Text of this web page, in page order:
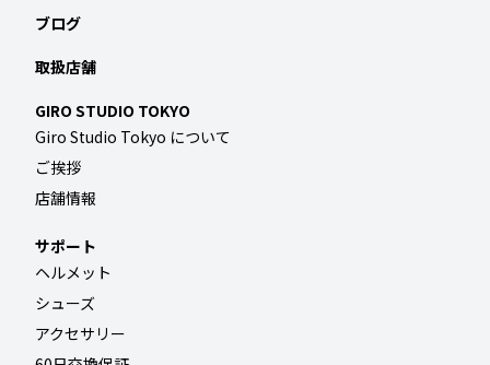
ブログ
取扱店舗
GIRO STUDIO TOKYO
Giro Studio Tokyo について
ご挨拶
店舗情報
サポート
ヘルメット
シューズ
アクセサリー